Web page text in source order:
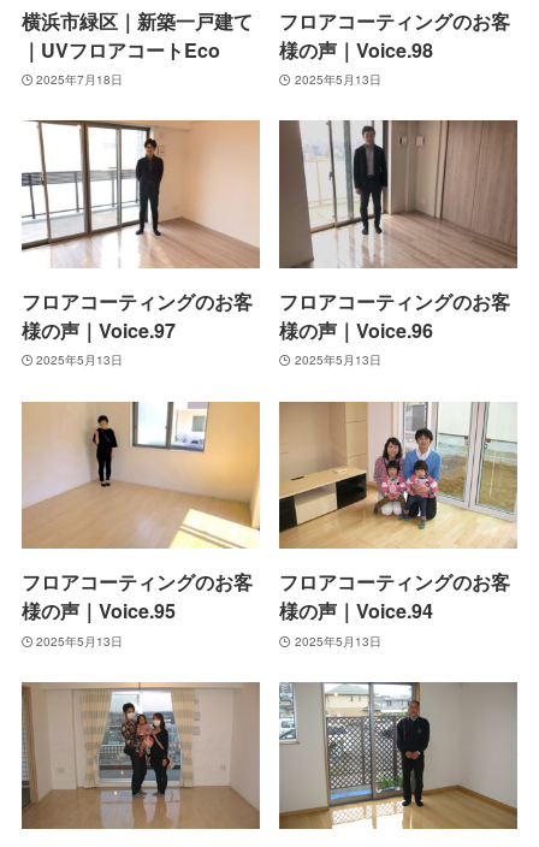
横浜市緑区｜新築一戸建て
｜UVフロアコートEco
2025年7月18日
フロアコーティングのお客
様の声｜Voice.98
2025年5月13日
フロアコーティングのお客
様の声｜Voice.97
2025年5月13日
フロアコーティングのお客
様の声｜Voice.96
2025年5月13日
フロアコーティングのお客
様の声｜Voice.95
2025年5月13日
フロアコーティングのお客
様の声｜Voice.94
2025年5月13日